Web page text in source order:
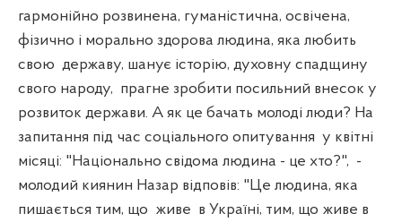
гармонійно розвинена, гуманістична, освічена,
фізично і морально здорова людина, яка любить
свою державу, шанує історію, духовну спадщину
свого народу, прагне зробити посильний внесок у
розвиток держави. А як це бачать молоді люди? На
запитання під час соціального опитування у квітні
місяці: "Національно свідома людина - це хто?", -
молодий киянин Назар відповів: "Це людина, яка
пишається тим, що живе в Україні, тим, що живе в